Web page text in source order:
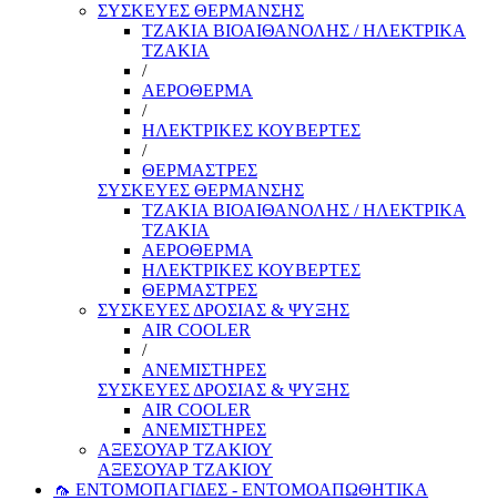
ΣΥΣΚΕΥΕΣ ΘΕΡΜΑΝΣΗΣ
ΤΖΑΚΙΑ ΒΙΟΑΙΘΑΝΟΛΗΣ / ΗΛΕΚΤΡΙΚΑ
ΤΖΑΚΙΑ
/
ΑΕΡΟΘΕΡΜΑ
/
ΗΛΕΚΤΡΙΚΕΣ ΚΟΥΒΕΡΤΕΣ
/
ΘΕΡΜΑΣΤΡΕΣ
ΣΥΣΚΕΥΕΣ ΘΕΡΜΑΝΣΗΣ
ΤΖΑΚΙΑ ΒΙΟΑΙΘΑΝΟΛΗΣ / ΗΛΕΚΤΡΙΚΑ
ΤΖΑΚΙΑ
ΑΕΡΟΘΕΡΜΑ
ΗΛΕΚΤΡΙΚΕΣ ΚΟΥΒΕΡΤΕΣ
ΘΕΡΜΑΣΤΡΕΣ
ΣΥΣΚΕΥΕΣ ΔΡΟΣΙΑΣ & ΨΥΞΗΣ
AIR COOLER
/
ΑΝΕΜΙΣΤΗΡΕΣ
ΣΥΣΚΕΥΕΣ ΔΡΟΣΙΑΣ & ΨΥΞΗΣ
AIR COOLER
ΑΝΕΜΙΣΤΗΡΕΣ
ΑΞΕΣΟΥΑΡ ΤΖΑΚΙΟΥ
ΑΞΕΣΟΥΑΡ ΤΖΑΚΙΟΥ
🦟 ΕΝΤΟΜΟΠΑΓΙΔΕΣ - ΕΝΤΟΜΟΑΠΩΘΗΤΙΚΑ